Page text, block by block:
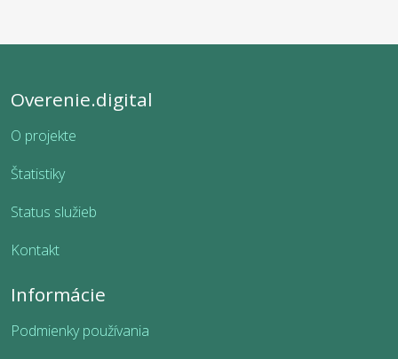
Overenie.digital
O projekte
Štatistiky
Status služieb
Kontakt
Informácie
Podmienky používania